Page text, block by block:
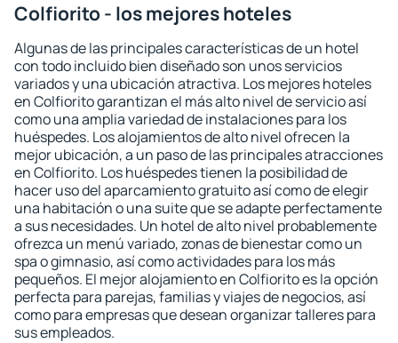
Colfiorito - los mejores hoteles
Algunas de las principales características de un hotel
con todo incluido bien diseñado son unos servicios
variados y una ubicación atractiva. Los mejores hoteles
en Colfiorito garantizan el más alto nivel de servicio así
como una amplia variedad de instalaciones para los
huéspedes. Los alojamientos de alto nivel ofrecen la
mejor ubicación, a un paso de las principales atracciones
en Colfiorito. Los huéspedes tienen la posibilidad de
hacer uso del aparcamiento gratuito así como de elegir
una habitación o una suite que se adapte perfectamente
a sus necesidades. Un hotel de alto nivel probablemente
ofrezca un menú variado, zonas de bienestar como un
spa o gimnasio, así como actividades para los más
pequeños. El mejor alojamiento en Colfiorito es la opción
perfecta para parejas, familias y viajes de negocios, así
como para empresas que desean organizar talleres para
sus empleados.